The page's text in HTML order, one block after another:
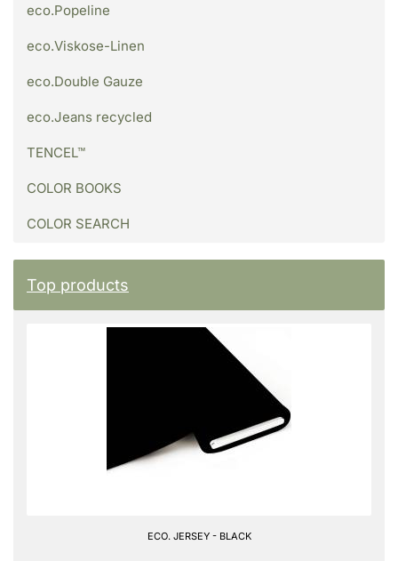
eco.Popeline
eco.Viskose-Linen
eco.Double Gauze
eco.Jeans recycled
TENCEL™
COLOR BOOKS
COLOR SEARCH
Top products
ECO. JERSEY - BLACK